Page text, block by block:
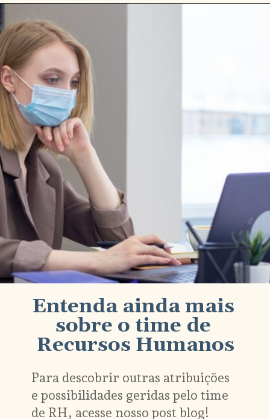
Entenda ainda mais
sobre o time de
Para descobrir outras atribuições
e possibilidades geridas pelo time
de RH, acesse nosso post blog!